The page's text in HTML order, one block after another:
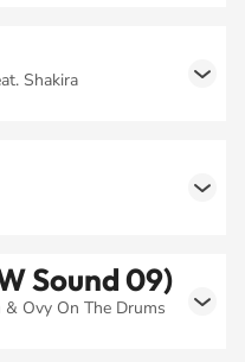
Shakira
Sound 09)
Ovy On The Drums